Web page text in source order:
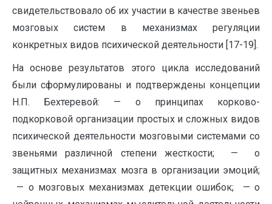
свидетельствовало об их участии в качестве звеньев
мозговых систем в механизмах регуляции
конкретных видов психической деятельности [17-19].
На основе результатов этого цикла исследований
были сформулированы и подтверждены концепции
Н.П. Бехтеревой: — о принципах корково-
подкорковой организации простых и сложных видов
психической деятельности мозговыми системами со
звеньями различной степени жесткости; — о
защитных механизмах мозга в организации эмоций;
— о мозговых механизмах детекции ошибок; — о